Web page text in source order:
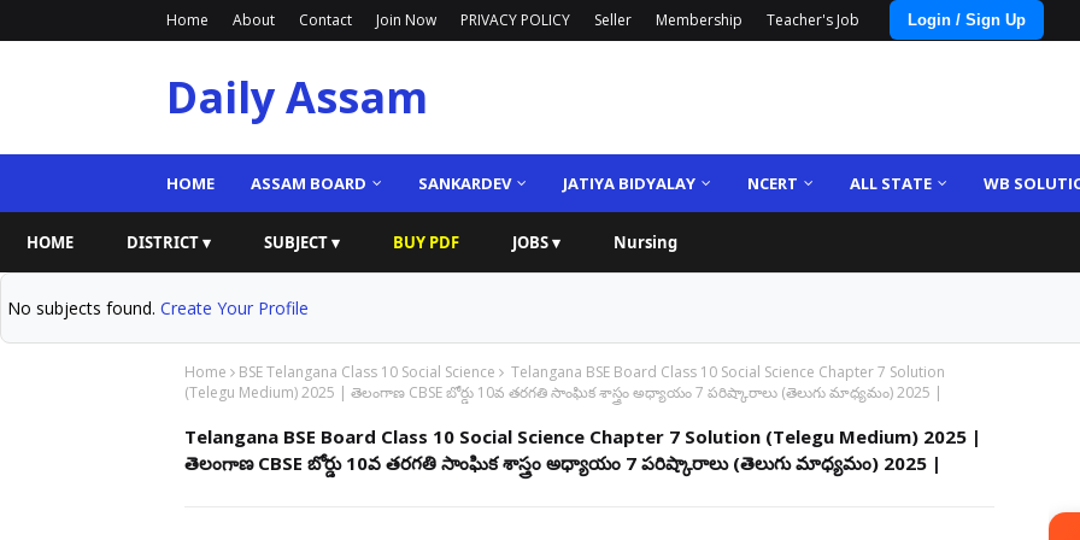
Home About Contact Join Now PRIVACY POLICY Seller Membership Teacher's Job Login / Sign Up
Daily Assam
HOME ASSAM BOARD SANKARDEV JATIYA BIDYALAY NCERT ALL STATE WB
HOME DISTRICT ▾ SUBJECT ▾ BUY PDF JOBS ▾ Nursing
No subjects found. Create Your Profile
Home BSE Telangana Class 10 Social Science
Telangana BSE Board Class 10 Social Science Chapter 7 Solution
(Telegu Medium) 2025 | తెలంగాణ CBSE బోర్డు 10వ తరగతి సాంఘిక శాస్త్రం అధ్యాయం 7 పరిష్కారాలు (తెలుగు మాధ్యమం) 2025 |
Telangana BSE Board Class 10 Social Science Chapter 7 Solution (Telegu Medium) 2025 |
తెలంగాణ CBSE బోర్డు 10వ తరగతి సాంఘిక శాస్త్రం అధ్యాయం 7 పరిష్కారాలు (తెలుగు మాధ్యమం) 2025 |